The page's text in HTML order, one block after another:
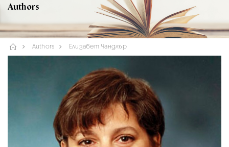
Authors
Authors Елизабет Чандлър